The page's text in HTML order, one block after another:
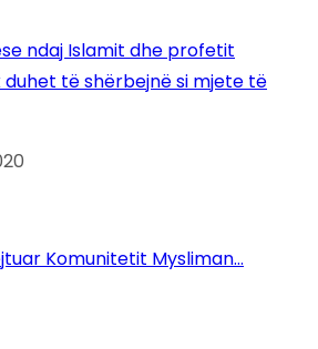
ndaj Islamit dhe profetit
duhet të shërbejnë si mjete të
Komunitetit Mysliman…